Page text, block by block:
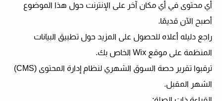
أي محتوى في أي مكان آخر على الإنترنت حول هذا الموضوع
أصبح الآن قديمًا.
راجع دليله أعلاه للحصول على المزيد حول تطبيق البيانات
المنظمة على موقع Wix الخاص بك.
ترقبوا تقرير حصة السوق الشهري لنظام إدارة المحتوى (CMS)
الشهر المقبل.